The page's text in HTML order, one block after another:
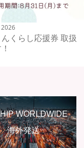
くらし応援券 取扱
WORLDWIDE
海外発送